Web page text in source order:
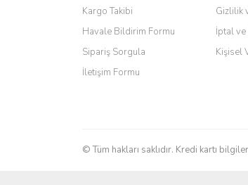
Ürün bilgilerinde hatalar
Ürün fiyatı diğer sitelerden daha
Bu ürüne benzer farklı
Kargo Takibi
Havale Bildirim Formu
Sipariş Sorgula
İletişim Formu
Gizlilik
İptal ve
Kişisel
© Tüm hakları saklıdır. Kredi kartı